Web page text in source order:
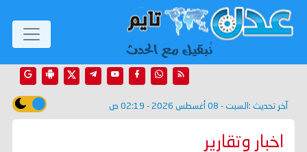
آخر تحديث : السبت - 08 أغسطس 2026 - 02:19 ص
اخبار وتقارير